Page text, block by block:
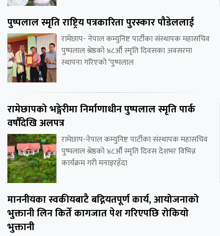
पुष्पलाल स्मृति राष्ट्रिय पत्रकारिता पुरस्कार पौडेललाई
रामेछाप- नेपाल कम्युनिष्ट पार्टीका संस्थापक महासचिव
पुष्पलाल श्रेष्ठको ४८औँ स्मृति दिवसका अवसरमा
स्थापना गरिएको ‘पुष्पलाल
रामेछापको भङ्गेरीमा निर्माणाधीन पुष्पलाल स्मृति पार्क
वर्षौंदेखि अलपत्र
रामेछाप-नेपाल कम्युनिष्ट पार्टीका संस्थापक महासचिव
पुष्पलाल श्रेष्ठको ४८औँ स्मृति दिवस देशभर विभिन्न
कार्यक्रम गरी मनाइरहँदा
माननीयका स्वकीयबाटै बद्नियतपूर्ण कार्य, आयोजनाको
भुक्तानी लिन किर्ते कागजात पेश गरिएपछि रोकियो
भुक्तानी